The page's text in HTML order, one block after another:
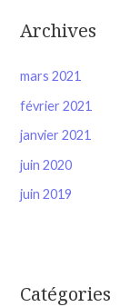
Archives
mars 2021
février 2021
janvier 2021
juin 2020
juin 2019
Catégories